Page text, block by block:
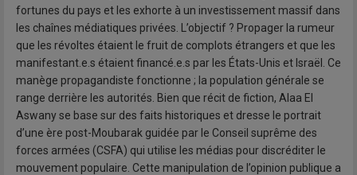
fortunes du pays et les exhorte à un investissement massif dans
les chaînes médiatiques privées. L’objectif ? Propager la rumeur
que les révoltes étaient le fruit de complots étrangers et que les
manifestant.e.s étaient financé.e.s par les États-Unis et Israël. Ce
manège propagandiste fonctionne ; la population générale se
range derrière les autorités. Bien que récit de fiction, Alaa El
Aswany se base sur des faits historiques et dresse le portrait
d’une ère post-Moubarak guidée par le Conseil suprême des
forces armées (CSFA) qui utilise les médias pour discréditer le
mouvement populaire. Cette manipulation de l’opinion publique a